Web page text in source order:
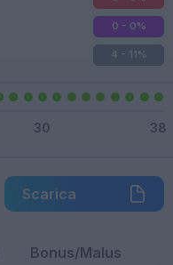
0 - 0%
4 - 11%
Scarica
Bonus/Malus